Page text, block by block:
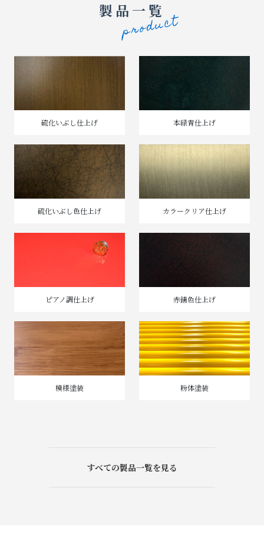
製品一覧
硫化いぶし仕上げ 本緑青仕上げ
硫化いぶし色仕上げ カラークリア仕上げ
ピアノ調仕上げ 赤錆色仕上げ
模様塗装 粉体塗装
すべての製品一覧を見る